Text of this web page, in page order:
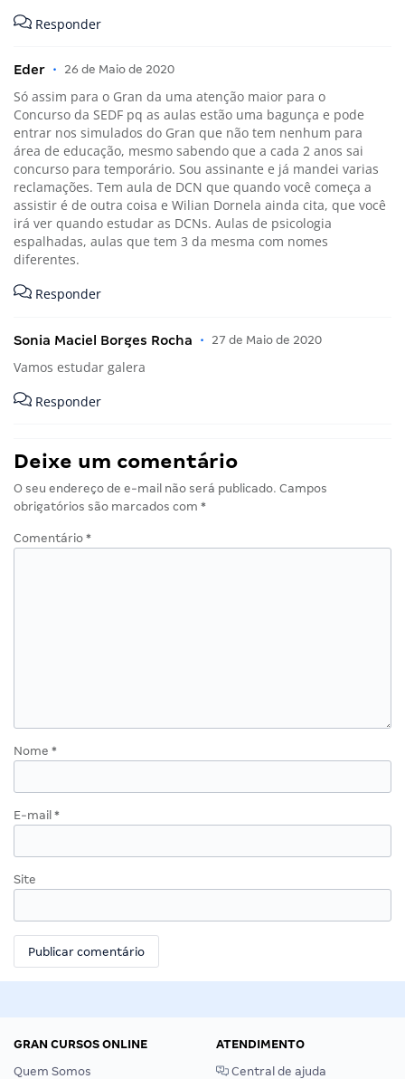
Responder
Eder • 26 de Maio de 2020
Só assim para o Gran da uma atenção maior para o
Concurso da SEDF pq as aulas estão uma bagunça e pode
entrar nos simulados do Gran que não tem nenhum para
área de educação, mesmo sabendo que a cada 2 anos sai
concurso para temporário. Sou assinante e já mandei varias
reclamações. Tem aula de DCN que quando você começa a
assistir é de outra coisa e Wilian Dornela ainda cita, que você
irá ver quando estudar as DCNs. Aulas de psicologia
espalhadas, aulas que tem 3 da mesma com nomes
diferentes.
Responder
Sonia Maciel Borges Rocha • 27 de Maio de 2020
Vamos estudar galera
Responder
Deixe um comentário
O seu endereço de e-mail não será publicado. Campos
obrigatórios são marcados com *
Comentário *
Nome *
E-mail *
Site
GRAN CURSOS ONLINE
Quem Somos
ATENDIMENTO
Central de ajuda